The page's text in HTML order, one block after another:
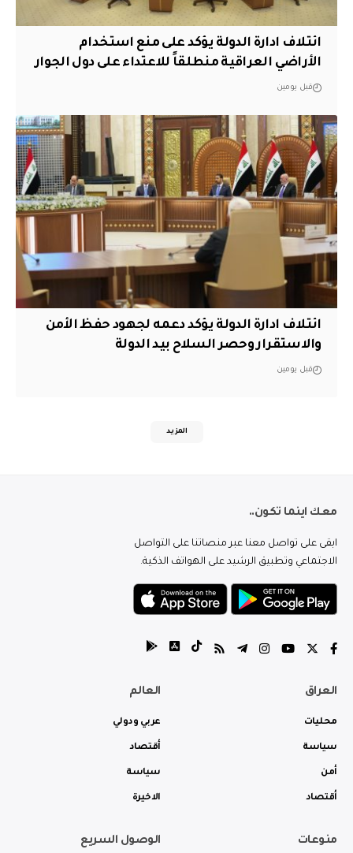
ائتلاف ادارة الدولة يؤكد على منع استخدام
الأراضي العراقية منطلقاً للاعتداء على دول الجوار
قبل يومين
ائتلاف ادارة الدولة يؤكد دعمه لجهود حفظ الأمن
والاستقرار وحصر السلاح بيد الدولة
قبل يومين
المزيد
معك اينما تكون..
ابقى على تواصل معنا عبر منصاتنا على التواصل
الاجتماعي وتطبيق الرشيد على الهواتف الذكية.
العراق
محليات
سياسة
أمن
أقتصاد
العالم
عربي ودولي
أقتصاد
سياسة
الاخيرة
منوعات الوصول السريع